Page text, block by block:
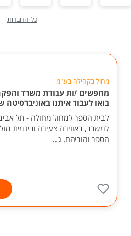
כל החברות
מחול בקהילה בע"מ
מחפשים /ות עבודת משרד
בואו לעבוד איתנו
לבית הספר למחול מחולה - תל
למשרד, באווירה צעירה ודינמית
הספר והוריהם. ג...